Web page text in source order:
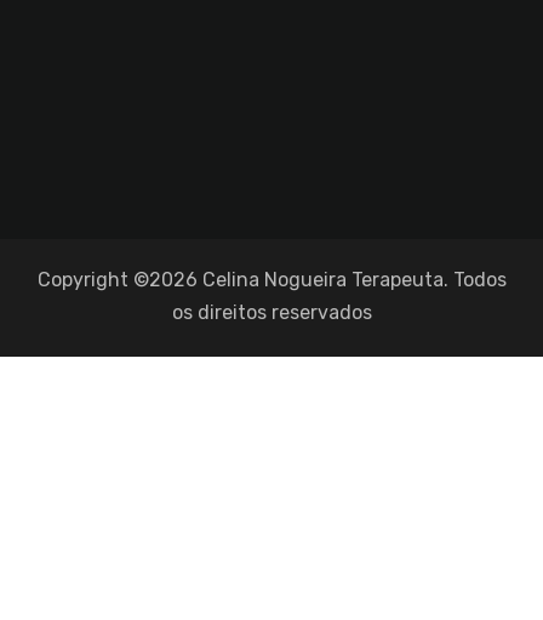
Copyright ©2026 Celina Nogueira Terapeuta. Todos
os direitos reservados